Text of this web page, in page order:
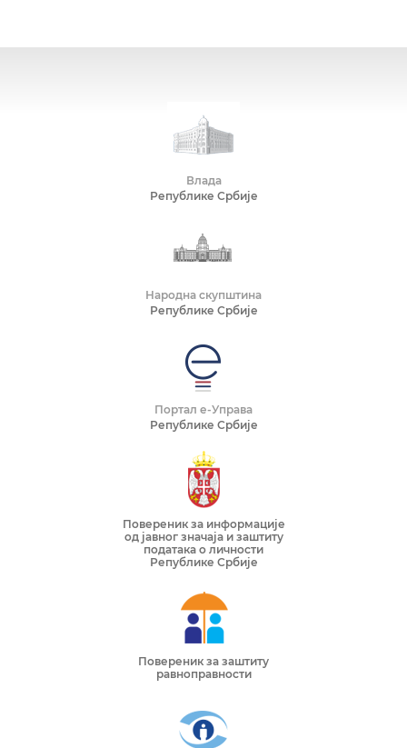
Влада
Републике Србије
Народна скупштина
Републике Србије
Портал е-Управа
Републике Србије
Повереник за информације
од јавног значаја и заштиту
података о личности
Републике Србије
Повереник за заштиту
равноправности